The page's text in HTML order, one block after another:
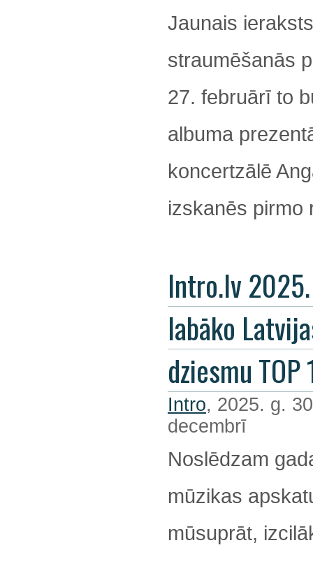
Jaunais
straumēšanās
27. februārī to
albuma
koncertzālē
izskanēs pirmo
Intro.lv
labāko
dziesmu TOP
Intro, 2025. g.
decembrī
Noslēdzam
mūzikas
mūsuprāt,